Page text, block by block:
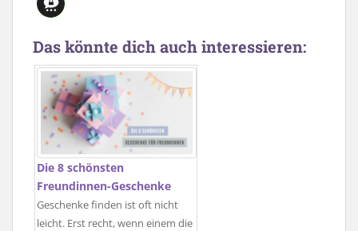
Das könnte dich auch interessieren:
Die 8 schönsten
Freundinnen-Geschenke
Geschenke finden ist oft nicht
leicht. Erst recht, wenn einem die